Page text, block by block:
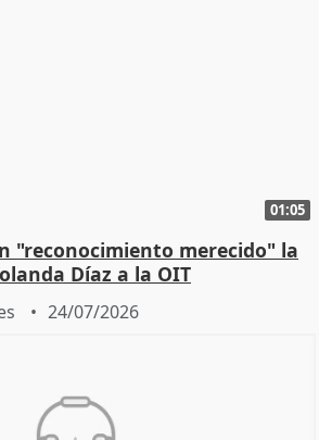
01:05
"reconocimiento merecido" la
Díaz a la OIT
24/07/2026